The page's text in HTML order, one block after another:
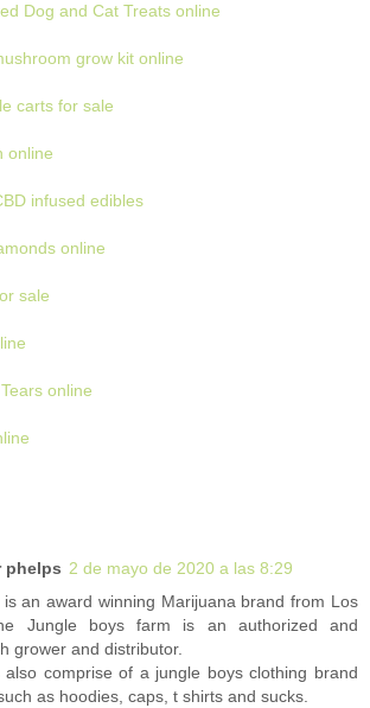
Dog and Cat Treats online
grow kit online
carts for sale
online
infused edibles
online
sale
online
phelps 2 de mayo de 2020 a las 8:29
an award winning Marijuana brand from Los
Jungle boys farm is an authorized and
grower and distributor.
also comprise of a jungle boys clothing brand
as hoodies, caps, t shirts and sucks.